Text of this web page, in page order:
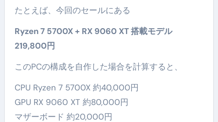
たとえば、今回のセールにある
Ryzen 7 5700X + RX 9060 XT 搭載モデル
219,800円
このPCの構成を自作した場合を計算すると、
CPU Ryzen 7 5700X 約40,000円
GPU RX 9060 XT 約80,000円
マザーボード 約20,000円